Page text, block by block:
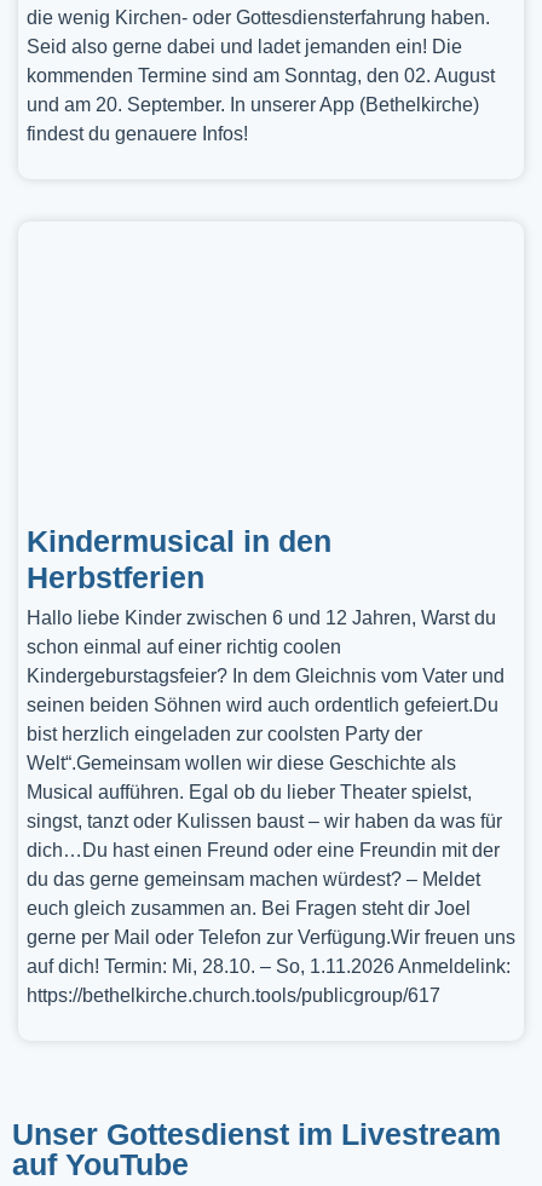
die wenig Kirchen- oder Gottesdiensterfahrung haben.
Seid also gerne dabei und ladet jemanden ein! Die
kommenden Termine sind am Sonntag, den 02. August
und am 20. September. In unserer App (Bethelkirche)
findest du genauere Infos!
Kindermusical in den
Herbstferien
Hallo liebe Kinder zwischen 6 und 12 Jahren, Warst du
schon einmal auf einer richtig coolen
Kindergeburstagsfeier? In dem Gleichnis vom Vater und
seinen beiden Söhnen wird auch ordentlich gefeiert.Du
bist herzlich eingeladen zur coolsten Party der
Welt“.Gemeinsam wollen wir diese Geschichte als
Musical aufführen. Egal ob du lieber Theater spielst,
singst, tanzt oder Kulissen baust – wir haben da was für
dich…Du hast einen Freund oder eine Freundin mit der
du das gerne gemeinsam machen würdest? – Meldet
euch gleich zusammen an. Bei Fragen steht dir Joel
gerne per Mail oder Telefon zur Verfügung.Wir freuen uns
auf dich! Termin: Mi, 28.10. – So, 1.11.2026 Anmeldelink:
https://bethelkirche.church.tools/publicgroup/617
Unser Gottesdienst im Livestream
auf YouTube